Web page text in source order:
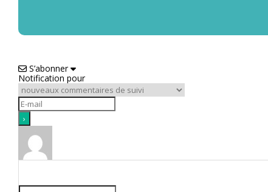
S’abonner
Notification pour